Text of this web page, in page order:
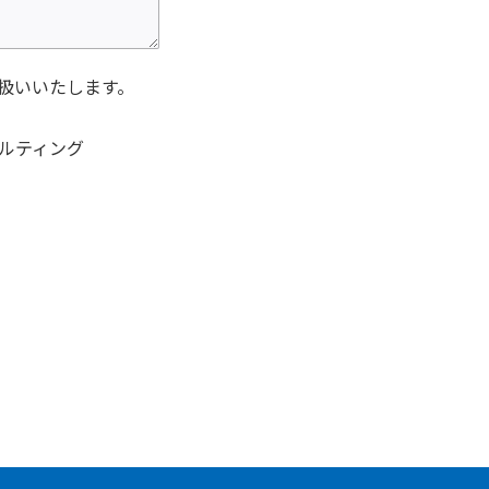
いたします。
ティング